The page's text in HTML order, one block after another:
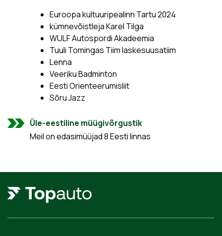
Euroopa kultuuripealinn Tartu 2024
kümnevõistleja Karel Tilga
WULF Autospordi Akadeemia
Tuuli Tomingas Tiim laskesuusatiim
Lenna
Veeriku Badminton
Eesti Orienteerumisliit
Sõru Jazz
Üle-eestiline müügivõrgustik
Meil on edasimüüjad 8 Eesti linnas